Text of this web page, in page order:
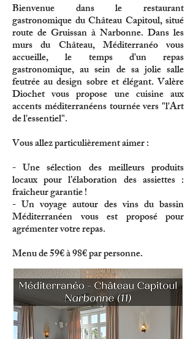
Bienvenue dans le restaurant
gastronomique du Château Capitoul, situé
route de Gruissan à Narbonne. Dans les
murs du Château, Méditerranéo vous
accueille, le temps d'un repas
gastronomique, au sein de sa jolie salle
feutrée au design sobre et élégant. Valère
Diochet vous propose une cuisine aux
accents méditerranéens tournée vers "l'Art
de l'essentiel".
Vous allez particulièrement aimer :
- Une sélection des meilleurs produits
locaux pour l’élaboration des assiettes :
fraîcheur garantie !
- Un voyage autour des vins du bassin
Méditerranéen vous est proposé pour
agrémenter votre repas.
Menu de 59€ à 98€ par personne.